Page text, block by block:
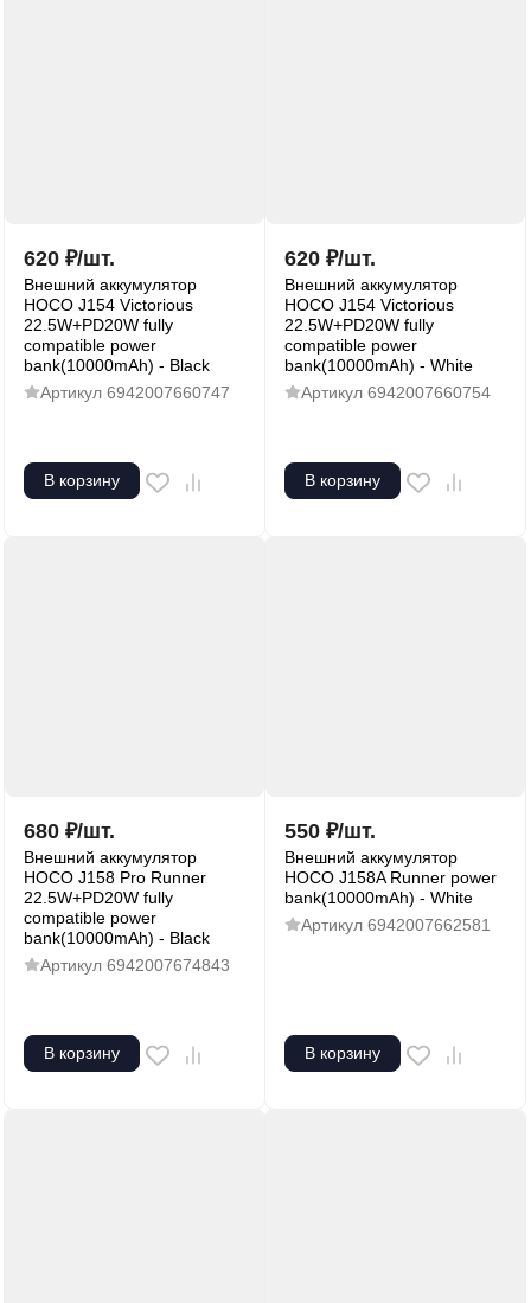
620 ₽/шт.
Внешний аккумулятор
HOCO J154 Victorious
22.5W+PD20W fully
compatible power
bank(10000mAh) - Black
Артикул 6942007660747
В корзину
620 ₽/шт.
Внешний аккумулятор
HOCO J154 Victorious
22.5W+PD20W fully
compatible power
bank(10000mAh) - White
Артикул 6942007660754
В корзину
680 ₽/шт.
Внешний аккумулятор
HOCO J158 Pro Runner
22.5W+PD20W fully
compatible power
bank(10000mAh) - Black
Артикул 6942007674843
В корзину
550 ₽/шт.
Внешний аккумулятор
HOCO J158A Runner power
bank(10000mAh) - White
Артикул 6942007662581
В корзину